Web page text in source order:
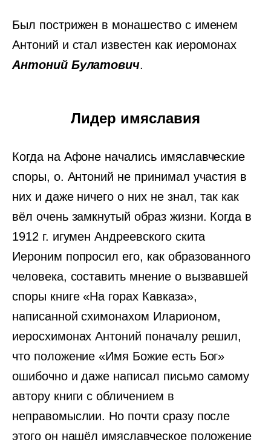
Был пострижен в монашество с именем
Антоний и стал известен как иеромонах
Антоний Булатович.
Лидер имяславия
Когда на Афоне начались имяславческие
споры, о. Антоний не принимал участия в
них и даже ничего о них не знал, так как
вёл очень замкнутый образ жизни. Когда в
1912 г. игумен Андреевского скита
Иероним попросил его, как образованного
человека, составить мнение о вызвавшей
споры книге «На горах Кавказа»,
написанной схимонахом Иларионом,
иеросхимонах Антоний поначалу решил,
что положение «Имя Божие есть Бог»
ошибочно и даже написал письмо самому
автору книги с обличением в
неправомыслии. Но почти сразу после
этого он нашёл имяславческое положение